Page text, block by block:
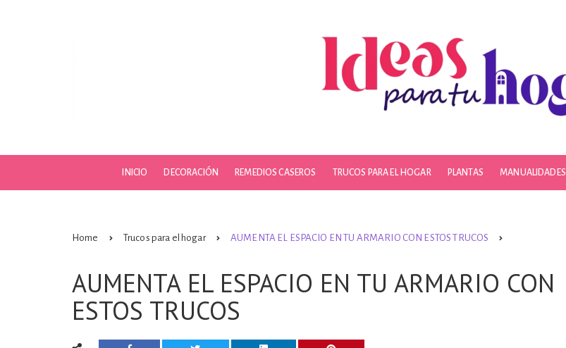
INICIO DECORACIÓN REMEDIOS CASEROS TRUCOS PARA EL HOGAR PLANTAS MANUALIDADES
Home Trucos para el hogar AUMENTA EL ESPACIO EN TU ARMARIO CON ESTOS TRUCOS
AUMENTA EL ESPACIO EN TU ARMARIO CON
ESTOS TRUCOS